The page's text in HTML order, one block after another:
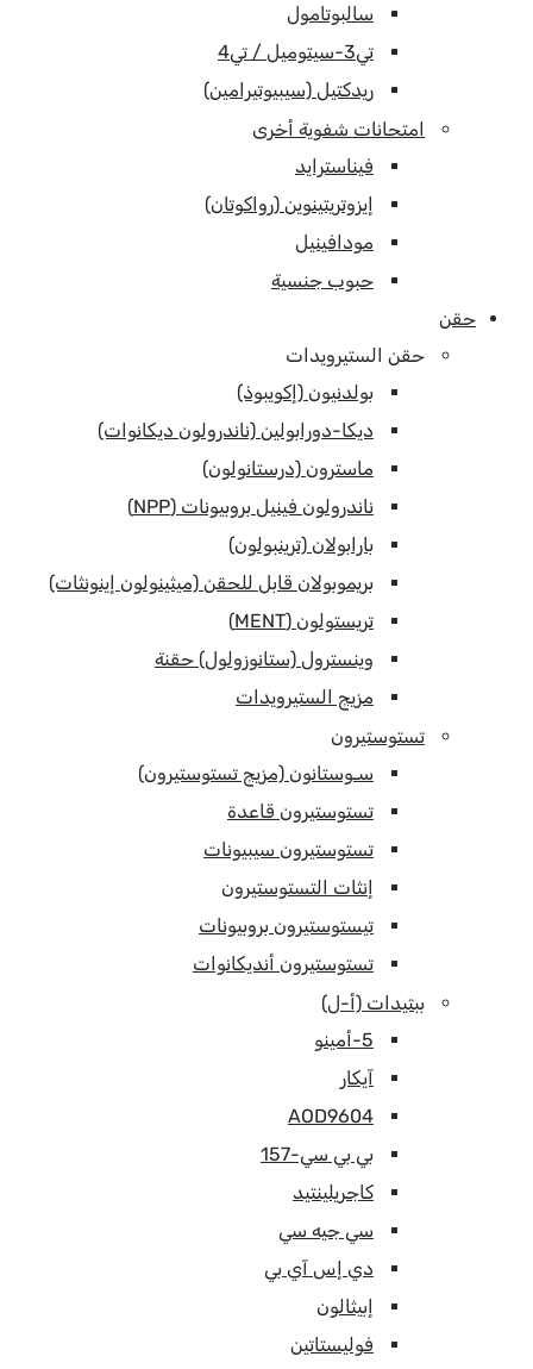
سالبوتامول
تي3-سيتوميل / تي4
ريدكتيل (سيبيوتيرامين)
امتحانات شفوية أخرى
فيناسترايد
إيزوتريتينوين (رواكوتان)
مودافينيل
حبوب جنسية
حقن
حقن الستيرويدات
بولدنيون (إكويبوذ)
ديكا-دورابولين (ناندرولون ديكانوات)
ماسترون (درستانولون)
ناندرولون فينيل بروبيونات (NPP)
بارابولان (ترينبولون)
بريموبولان قابل للحقن (ميثينولون إينونثات)
تريستولون (MENT)
وينسترول (ستانوزولول) حقنة
مزيج الستيرويدات
تستوستيرون
سـوستانون (مزيج تستوستيرون)
تستوستيرون قاعدة
تستوستيرون سيبيونات
إنثات التستوستيرون
تيستوستيرون بروبيونات
تستوستيرون أنديكانوات
ببتيدات (أ-ل)
5-أمينو
آيكار
AOD9604
بي بي سي-157
كاجريلينتيد
سي جيه سي
دي إس آي بي
إبيثالون
فوليستاتين